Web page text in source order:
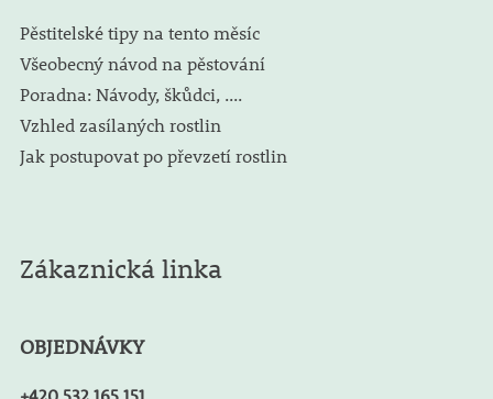
Pěstitelské tipy na tento měsíc
Všeobecný návod na pěstování
Poradna: Návody, škůdci, ....
Vzhled zasílaných rostlin
Jak postupovat po převzetí rostlin
Zákaznická linka
OBJEDNÁVKY